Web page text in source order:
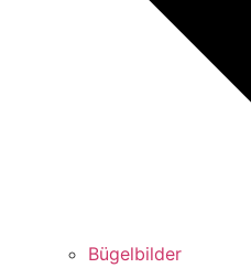
Bügelbilder